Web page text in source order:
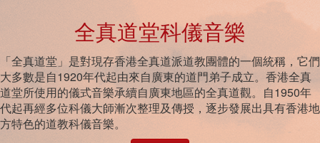
全真道堂科儀音樂
「全真道堂」是對現存香港全真道派道教團體的一個統稱，它們
大多數是自1920年代起由來自廣東的道門弟子成立。香港全真
道堂所使用的儀式音樂承續自廣東地區的全真道觀。自1950年
代起再經多位科儀大師漸次整理及傳授，逐步發展出具有香港地
方特色的道教科儀音樂。